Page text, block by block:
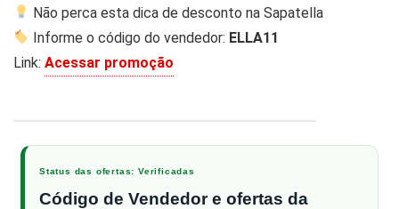
‹ ›
Não perca esta dica de desconto na Sapatella
Informe o código do vendedor: ELLA11
Link: Acessar promoção
Status das ofertas: Verificadas
Código de Vendedor e ofertas da